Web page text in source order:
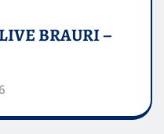
BRAURI –